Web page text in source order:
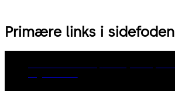
Primære links i sidefoden